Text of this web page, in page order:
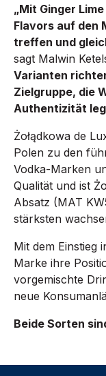
„Mit Ginger
Flavors auf den
treffen und
sagt Malwin
Varianten
Zielgruppe, die
Authentizität
Żołądkowa de
Polen zu den
Vodka-Marken
Qualität und ist
Absatz (MAT
stärksten
Mit dem Einstieg
Marke ihre
vorgemischte
neue
Beide Sorten